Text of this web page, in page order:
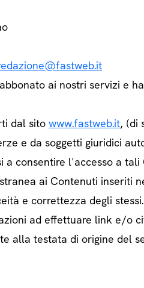
ai nostri servizi e
dal sito www.fastweb.it, (di
e da soggetti giuridici
a consentire l'accesso a
ai Contenuti inseriti
e correttezza degli stessi.
ad effettuare link e/o
alla testata di origine del